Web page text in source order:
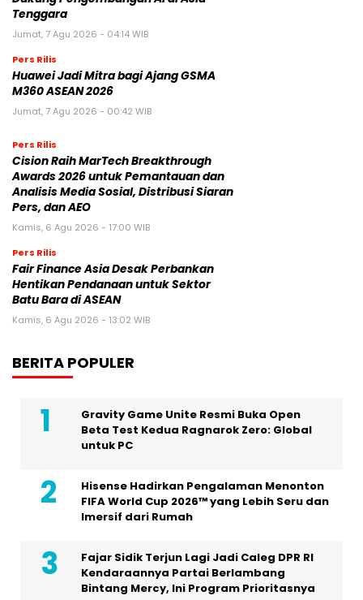
Tenggara
Jumat, 7 Agu 2026 - 04:14 WIB
Pers Rilis
Huawei Jadi Mitra bagi Ajang GSMA
M360 ASEAN 2026
Jumat, 7 Agu 2026 - 00:42 WIB
Pers Rilis
Cision Raih MarTech Breakthrough
Awards 2026 untuk Pemantauan dan
Analisis Media Sosial, Distribusi Siaran
Pers, dan AEO
Kamis, 6 Agu 2026 - 17:00 WIB
Pers Rilis
Fair Finance Asia Desak Perbankan
Hentikan Pendanaan untuk Sektor
Batu Bara di ASEAN
Kamis, 6 Agu 2026 - 13:02 WIB
BERITA POPULER
Gravity Game Unite Resmi Buka Open
Beta Test Kedua Ragnarok Zero: Global
untuk PC
Hisense Hadirkan Pengalaman Menonton
FIFA World Cup 2026™ yang Lebih Seru dan
Imersif dari Rumah
Fajar Sidik Terjun Lagi Jadi Caleg DPR RI
Kendaraannya Partai Berlambang
Bintang Mercy, Ini Program Prioritasnya